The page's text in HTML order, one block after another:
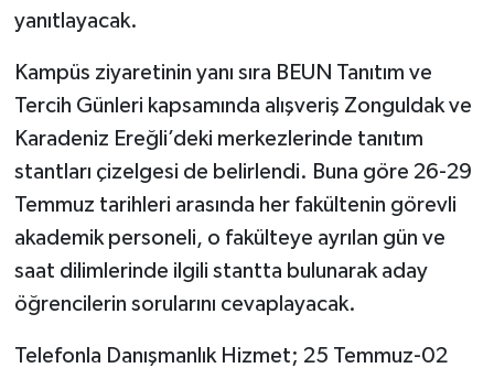
yanıtlayacak.
Kampüs ziyaretinin yanı sıra BEUN Tanıtım ve
Tercih Günleri kapsamında alışveriş Zonguldak ve
Karadeniz Ereğli’deki merkezlerinde tanıtım
stantları çizelgesi de belirlendi. Buna göre 26-29
Temmuz tarihleri arasında her fakültenin görevli
akademik personeli, o fakülteye ayrılan gün ve
saat dilimlerinde ilgili stantta bulunarak aday
öğrencilerin sorularını cevaplayacak.
Telefonla Danışmanlık Hizmet; 25 Temmuz-02